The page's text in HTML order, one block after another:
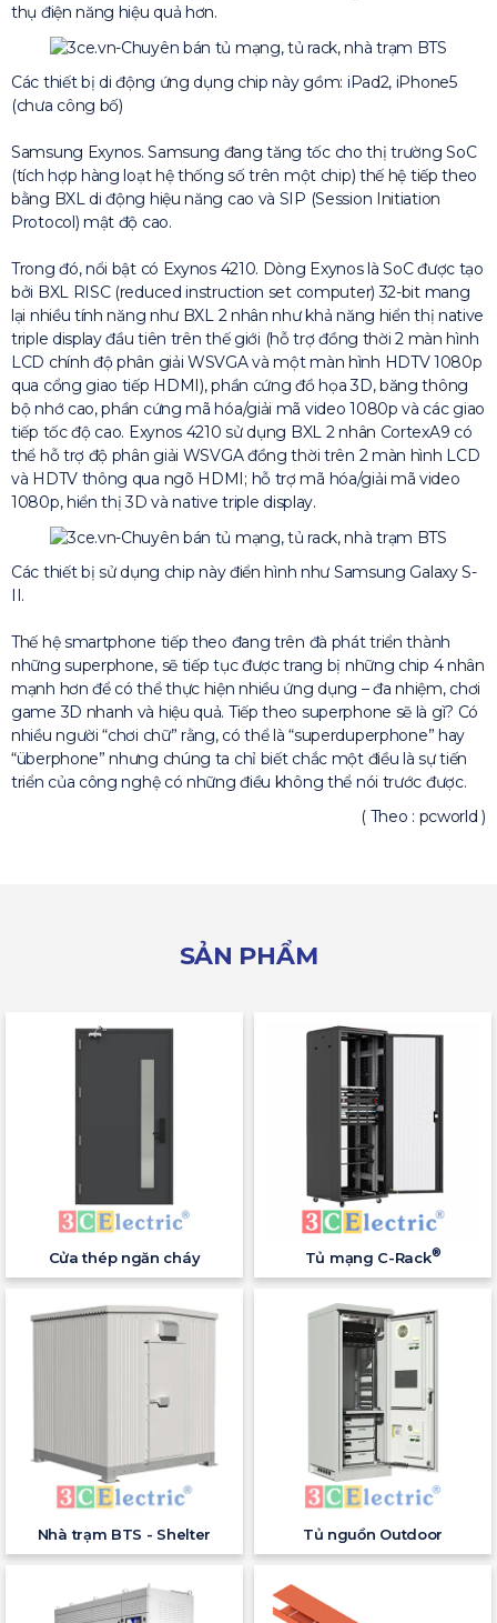
thụ điện năng hiệu quả hơn.
Các thiết bị di động ứng dụng chip này gồm: iPad2, iPhone5
(chưa công bố)
Samsung Exynos. Samsung đang tăng tốc cho thị trường SoC
(tích hợp hàng loạt hệ thống số trên một chip) thế hệ tiếp theo
bằng BXL di động hiệu năng cao và SIP (Session Initiation
Protocol) mật độ cao.
Trong đó, nổi bật có Exynos 4210. Dòng Exynos là SoC được tạo
bởi BXL RISC (reduced instruction set computer) 32-bit mang
lại nhiều tính năng như BXL 2 nhân như khả năng hiển thị native
triple display đầu tiên trên thế giới (hỗ trợ đồng thời 2 màn hình
LCD chính độ phân giải WSVGA và một màn hình HDTV 1080p
qua cổng giao tiếp HDMI), phần cứng đồ họa 3D, băng thông
bộ nhớ cao, phần cứng mã hóa/giải mã video 1080p và các giao
tiếp tốc độ cao. Exynos 4210 sử dụng BXL 2 nhân CortexA9 có
thể hỗ trợ độ phân giải WSVGA đồng thời trên 2 màn hình LCD
và HDTV thông qua ngõ HDMI; hỗ trợ mã hóa/giải mã video
1080p, hiển thị 3D và native triple display.
Các thiết bị sử dụng chip này điển hình như Samsung Galaxy S-
II.
Thế hệ smartphone tiếp theo đang trên đà phát triển thành
những superphone, sẽ tiếp tục được trang bị những chip 4 nhân
mạnh hơn để có thể thực hiện nhiều ứng dụng – đa nhiệm, chơi
game 3D nhanh và hiệu quả. Tiếp theo superphone sẽ là gì? Có
nhiều người “chơi chữ” rằng, có thể là “superduperphone” hay
“überphone” nhưng chúng ta chỉ biết chắc một điều là sự tiến
triển của công nghệ có những điều không thể nói trước được.
( Theo : pcworld )
SẢN PHẨM
Cửa thép ngăn cháy Tủ mạng C-Rack®
Nhà trạm BTS - Shelter Tủ nguồn Outdoor